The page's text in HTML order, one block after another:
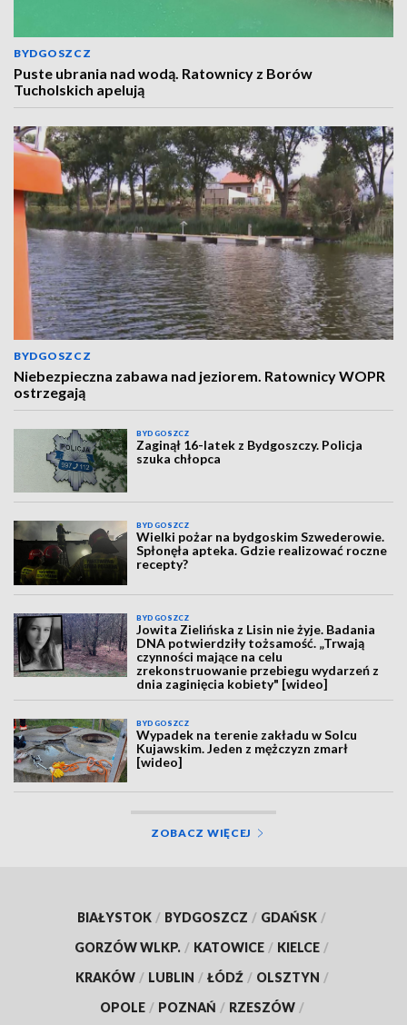
BYDGOSZCZ
Puste ubrania nad wodą. Ratownicy z Borów
Tucholskich apelują
BYDGOSZCZ
Niebezpieczna zabawa nad jeziorem. Ratownicy WOPR
ostrzegają
BYDGOSZCZ
Zaginął 16-latek z Bydgoszczy. Policja
szuka chłopca
BYDGOSZCZ
Wielki pożar na bydgoskim Szwederowie.
Spłonęła apteka. Gdzie realizować roczne
recepty?
BYDGOSZCZ
Jowita Zielińska z Lisin nie żyje. Badania
DNA potwierdziły tożsamość. „Trwają
czynności mające na celu
zrekonstruowanie przebiegu wydarzeń z
dnia zaginięcia kobiety" [wideo]
BYDGOSZCZ
Wypadek na terenie zakładu w Solcu
Kujawskim. Jeden z mężczyzn zmarł
[wideo]
ZOBACZ WIĘCEJ
BIAŁYSTOK / BYDGOSZCZ / GDAŃSK /
GORZÓW WLKP. / KATOWICE / KIELCE /
KRAKÓW / LUBLIN / ŁÓDŹ / OLSZTYN /
OPOLE / POZNAŃ / RZESZÓW /